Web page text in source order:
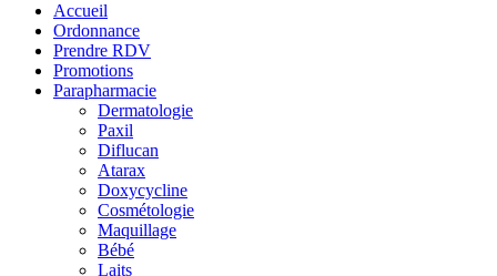
Accueil
Ordonnance
Prendre RDV
Promotions
Parapharmacie
Dermatologie
Paxil
Diflucan
Atarax
Doxycycline
Cosmétologie
Maquillage
Bébé
Laits